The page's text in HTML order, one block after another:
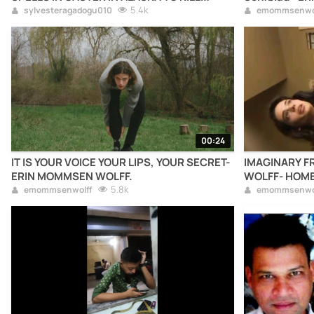
ABUSIVE CO-WORKERS .
sylvesteragadogu010 5.4k
00:24
IT IS YOUR VOICE YOUR LIPS, YOUR SECRET-
ERIN MOMMSEN WOLFF.
emommsenwolff 5.8k
IMAGINARY FRIEND- ERIN MOMMSEN
WOLFF-